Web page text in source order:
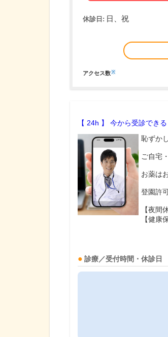
休診日: 日、祝
アクセス数※
【 24h 】 今から受診できる
恥ずか
ご自宅
お薬は
登園許
【夜間
【健康
診療／受付時間・休診日